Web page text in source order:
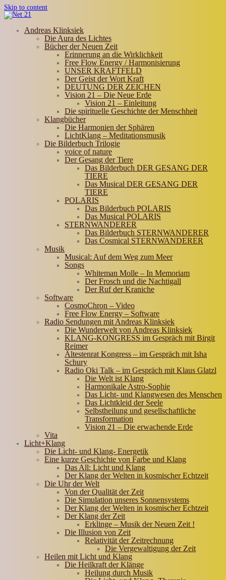
Skip to content
Andreas Klinksiek
Die Aura des Lichtes
Bücher der Neuen Zeit
Erinnerung an die Wirklichkeit
Free Flow Energy / Harmonisierung
UNSER KRAFTFELD
Der Geist der Wort Kraft
DEUTUNG DER ZEICHEN
Vision 21 – Die Neue Erde
Vision 21 – Einleitung
Die spirituelle Geschichte der Menschheit
Klangbücher
Die Harmonien der Sphären
LichtKlang – Meditationsmusik
Die Bilderbuch Trilogie
voice of nature
Der Gesang der Tiere
Das Bilderbuch DER GESANG DER
TIERE
Das Musical DER GESANG DER
TIERE
POLARIS
Das Bilderbuch POLARIS
Das Musical POLARIS
STERNWANDERER
Das Bilderbuch STERNWANDERER
Das Cosmical STERNWANDERER
Musik
Musical: Auf dem Weg zum Meer
Songs
Whiteman Molle – In Memoriam
Der Frosch und die Nachtigall
Der Ruf der Kraniche
Software
CosmoChron – Video
Free Flow Energy – Software
Radio Sendungen mit Andreas Klinksiek
Die Wunderwelt von Andreas Klinksiek
KLANG-KONGRESS im Gespräch mit Birgit
Reimer
Ältestenrat Kongress – im Gespräch mit Isha
Schury
Radio Oki Talk – im Gespräch mit Klaus Glatzl
Die Welt ist Klang
Harmonikale Astro-Sophie
Das Licht- und Klangwesen des Menschen
Das Lichtkleid der Seele
Selbstheilung und gesellschaftliche
Transformation
Vision 21 – Die erwachende Erde
Vita
Licht+Klang
Die Licht- und Klang- Energetik
Eine kurze Geschichte von Farbe und Klang
Das All: Licht und Klang
Der Klang der Welten in kosmischer Echtzeit
Die Uhr der Welt
Von der Qualität der Zeit
Die Simulation unseres Sonnensystems
Der Klang der Welten in kosmischer Echtzeit
Der Klang der Zeit
Erklinge – Musik der Neuen Zeit !
Die Illusion von Zeit
Relativität der Zeitrechnung
Die Vergewaltigung der Zeit
Heilen mit Licht und Klang
Die Heilkraft der Klänge
Heilung durch Musik